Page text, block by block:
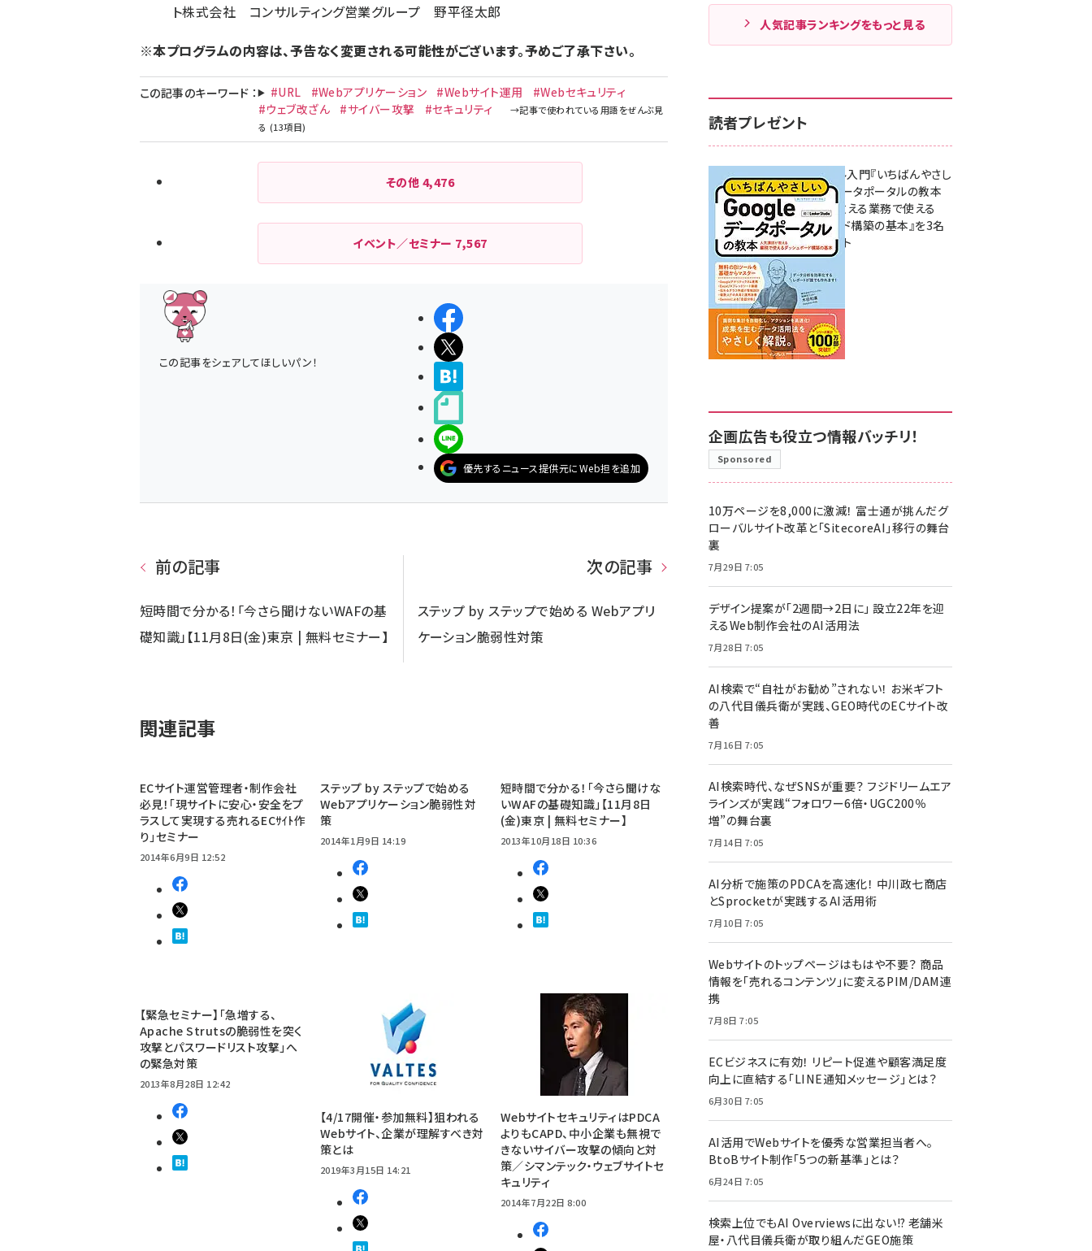
ト株式会社 コンサルティング営業グループ 野平径太郎
※本プログラムの内容は、予告なく変更される可能性がございます。予めご了承下さい。
この記事のキーワード ： #URL #Webアプリケーション #Webサイト運用
#Webセキュリティ
#ウェブ改ざん
#サイバー攻撃 #セキュリティ
その他 4,476
イベント／セミナー 7,567
この記事をシェアしてほしいパン！
シェアする
ポストする
LINEで送る
優先するニュース提供元にWeb担を追加
前の記事
短時間で分かる！「今さら聞けないWAFの基
礎知識」【11月8日(金)東京 | 無料セミナー】
次の記事
ステップ by ステップで始める Webアプリ
ケーション脆弱性対策
関連記事
ECサイト運営管理者・制作会社
必見！「現サイトに安心・安全をプ
ラスして実現する売れるECｻｲﾄ作
り」セミナー
2014年6月9日 12:52
ステップ by ステップで始める
Webアプリケーション脆弱性対
策
2014年1月9日 14:19
短時間で分かる！「今さら聞けな
いWAFの基礎知識」【11月8日
(金)東京 | 無料セミナー】
2013年10月18日 10:36
【緊急セミナー】「急増する、
Apache Strutsの脆弱性を突く
攻撃とパスワードリスト攻撃」へ
の緊急対策
2013年8月28日 12:42
【4/17開催・参加無料】狙われる
Webサイト、企業が理解すべき対
策とは
2019年3月15日 14:21
WebサイトセキュリティはPDCA
よりもCAPD、中小企業も無視で
きないサイバー攻撃の傾向と対
策／シマンテック・ウェブサイトセ
キュリティ
2014年7月22日 8:00
人気記事ランキングをもっと見る
読者プレゼント
無料BIツール入門『いちばんやさし
いGoogleデータポータルの教本
人気講師が教える業務で使える
ダッシュボード構築の基本』を3名
様にプレゼント
7月31日 10:00
企画広告も役立つ情報バッチリ！
Sponsored
10万ページを8,000に激減！ 富士通が挑んだグ
ローバルサイト改革と「SitecoreAI」移行の舞台
裏
7月29日 7:05
デザイン提案が「2週間→2日に」 設立22年を迎
えるWeb制作会社のAI活用法
7月28日 7:05
AI検索で“自社がお勧め”されない！ お米ギフト
の八代目儀兵衛が実践、GEO時代のECサイト改
善
7月16日 7:05
AI検索時代、なぜSNSが重要？ フジドリームエア
ラインズが実践“フォロワー6倍・UGC200％
増”の舞台裏
7月14日 7:05
AI分析で施策のPDCAを高速化！ 中川政七商店
とSprocketが実践するAI活用術
7月10日 7:05
Webサイトのトップページはもはや不要？ 商品
情報を「売れるコンテンツ」に変えるPIM/DAM連
携
7月8日 7:05
ECビジネスに有効！ リピート促進や顧客満足度
向上に直結する「LINE通知メッセージ」とは？
6月30日 7:05
AI活用でWebサイトを優秀な営業担当者へ。
BtoBサイト制作「5つの新基準」とは？
6月24日 7:05
検索上位でもAI Overviewsに出ない!? 老舗米
屋・八代目儀兵衛が取り組んだGEO施策